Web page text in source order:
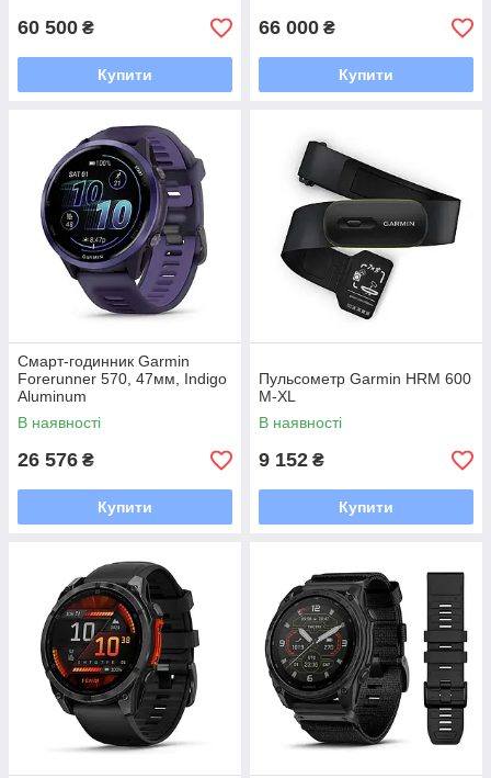
60 500 ₴
Купити
66 000 ₴
Купити
Смарт-годинник Garmin
Forerunner 570, 47мм, Indigo
Aluminum
В наявності
26 576 ₴
Купити
Пульсометр Garmin HRM 600
M-XL
В наявності
9 152 ₴
Купити